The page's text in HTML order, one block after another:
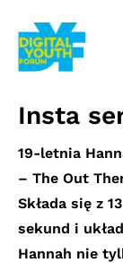
treści
Insta
19-letnia
– The Out
Składa się z
sekund i
Hannah nie